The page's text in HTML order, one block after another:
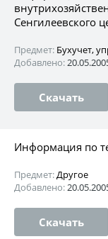
Сенгилеевского
Предмет: Бухучет,
Добавлено:
Скачать
Информация по
Предмет:Другое
Добавлено:
Скачать